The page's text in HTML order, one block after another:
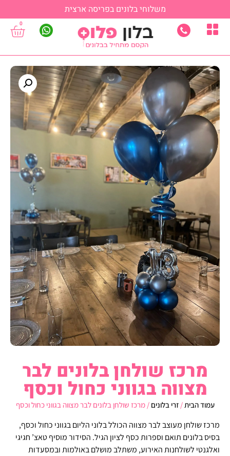
משלוחי בלונים בפריסה ארצית
0
מרכז שולחן בלונים לבר
מצווה בגווני כחול וכסף
עמוד הבית/זרי בלונים / מרכז שולחן בלונים לבר מצווה בגווני כחול וכסף
מרכז שולחן מעוצב לבר מצווה הכולל בלוני הליום בגווני כחול וכסף,
בסיס בלונים תואם וספרות כסף לציון הגיל. הסידור מוסיף טאצ’ חגיגי
ואלגנטי לשולחנות האירוע, משתלב מושלם באולמות ובמסעדות